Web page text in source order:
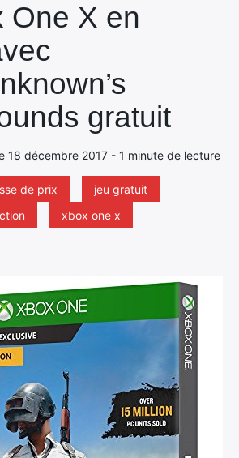
One X en
gratuit
18 décembre 2017 - 1 minute de lecture
de prix
jeu gratuit
xbox one x